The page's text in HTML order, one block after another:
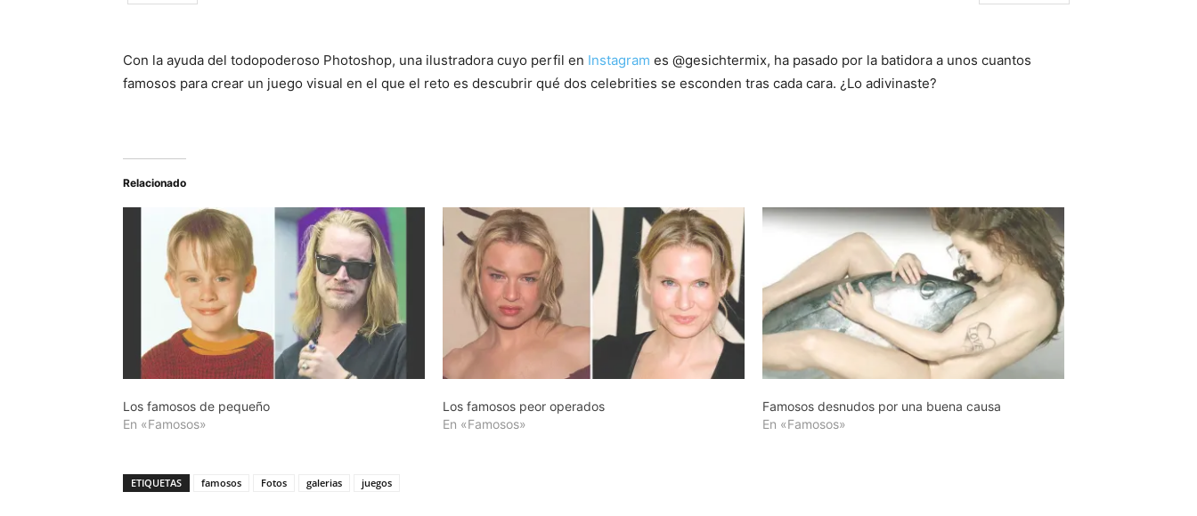
Con la ayuda del todopoderoso Photoshop, una ilustradora cuyo perfil en Instagram es @gesichtermix, ha pasado por la batidora a unos cuantos
famosos para crear un juego visual en el que el reto es descubrir qué dos celebrities se esconden tras cada cara. ¿Lo adivinaste?
Relacionado
Los famosos de pequeño
En «Famosos»
Los famosos peor operados
En «Famosos»
Famosos desnudos por una buena causa
En «Famosos»
ETIQUETAS famosos Fotos galerias juegos